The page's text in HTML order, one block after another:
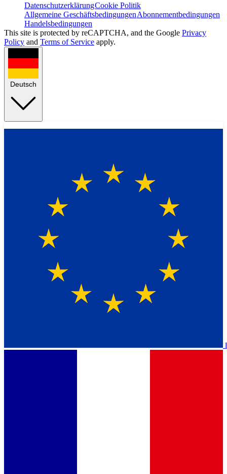
DatenschutzerklärungCookie Politik
Allgemeine GeschäftsbedingungenAbonnementbedingungen
Handelsbedingungen
This site is protected by reCAPTCHA, and the Google Privacy
Policy and Terms of Service apply.
Deutsch